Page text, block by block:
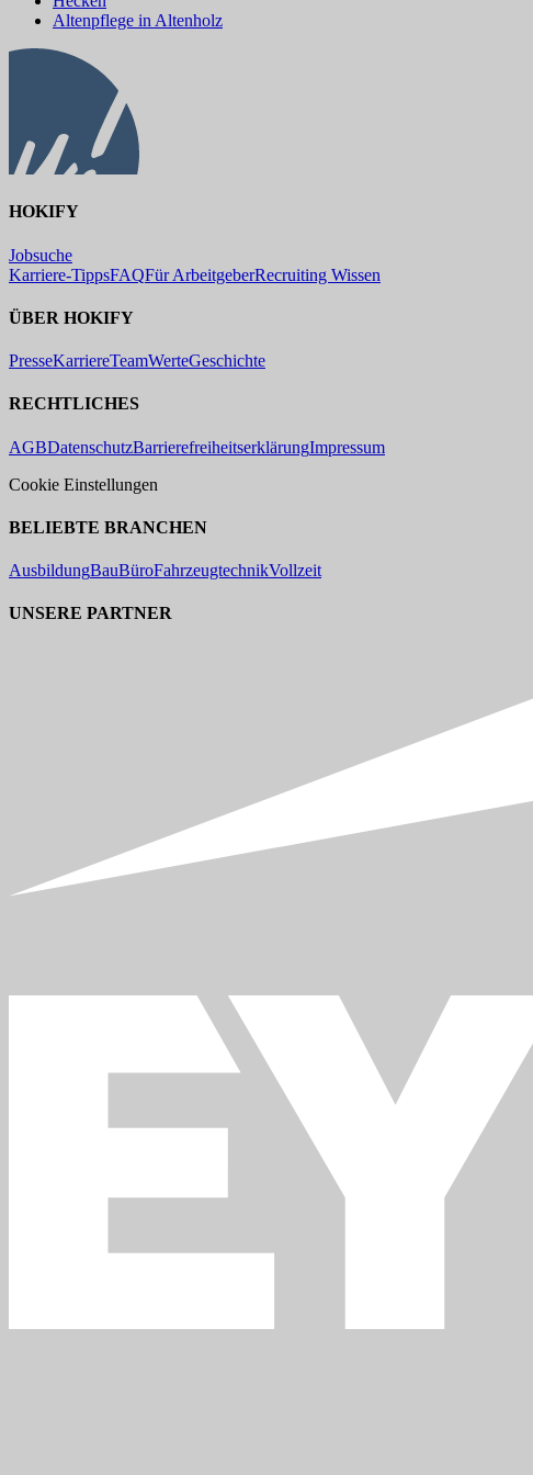
Altenpflege in Altenholz
HOKIFY
Jobsuche
Karriere-TippsFAQFür ArbeitgeberRecruiting Wissen
ÜBER HOKIFY
PresseKarriereTeamWerteGeschichte
RECHTLICHES
AGBDatenschutzBarrierefreiheitserklärungImpressum
Cookie Einstellungen
BELIEBTE BRANCHEN
AusbildungBauBüroFahrzeugtechnikVollzeit
UNSERE PARTNER